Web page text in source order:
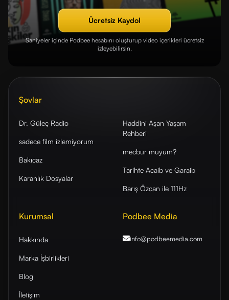
Ücretsiz Kaydol
Saniyeler içinde Podbee hesabını oluşturup video içerikleri ücretsiz
izleyebilirsin.
Şovlar
Dr. Güleç Radio
sadece film izlemiyorum
Bakıcaz
Karanlık Dosyalar
Haddini Aşan Yaşam
Rehberi
mecbur muyum?
Tarihte Acaib ve Garaib
Barış Özcan ile 111Hz
Kurumsal
Hakkında
Marka İşbirlikleri
Blog
İletişim
Podbee Media
info@podbeemedia.com